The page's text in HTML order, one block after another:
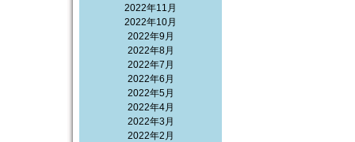
2022年11月
2022年10月
2022年9月
2022年8月
2022年7月
2022年6月
2022年5月
2022年4月
2022年3月
2022年2月